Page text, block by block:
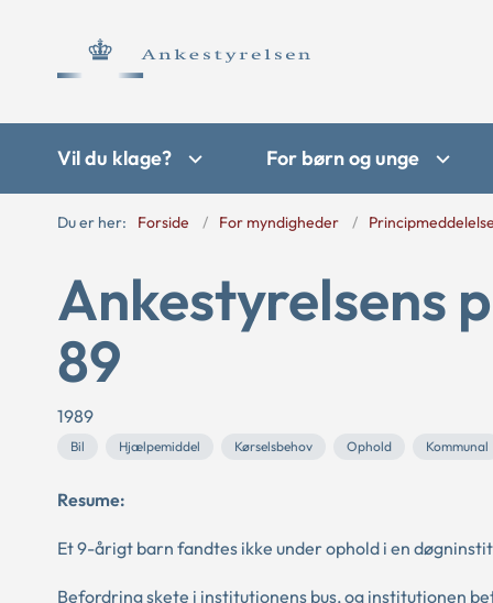
Vil du klage? For børn og unge
Du er her: Forside For myndigheder
Ankestyrelsens
89
1989
Bil Hjælpemiddel Kørselsbehov Ophold Kommunal
Resume:
Et 9-årigt barn fandtes ikke under ophold i en
Befordring skete i institutionens bus, og institutionen